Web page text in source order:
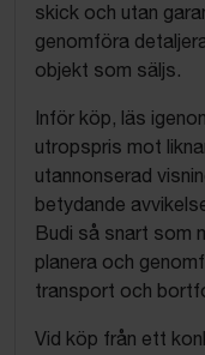
skick och utan
genomföra
objekt som säljs.
Inför köp, läs
utropspris mot
utannonserad
betydande
Budi så snart som
planera och
transport och
Vid köp från ett